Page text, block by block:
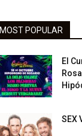
MOST POPULAR
El
SEX